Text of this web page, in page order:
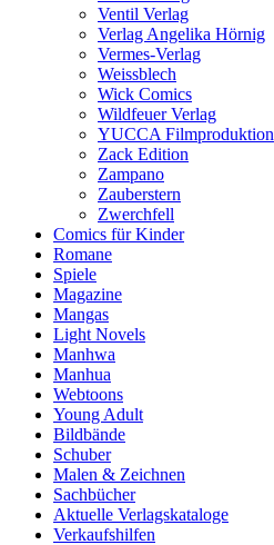
Ventil Verlag
Verlag Angelika Hörnig
Vermes-Verlag
Weissblech
Wick Comics
Wildfeuer Verlag
YUCCA Filmproduktion
Zack Edition
Zampano
Zauberstern
Zwerchfell
Comics für Kinder
Romane
Spiele
Magazine
Mangas
Light Novels
Manhwa
Manhua
Webtoons
Young Adult
Bildbände
Schuber
Malen & Zeichnen
Sachbücher
Aktuelle Verlagskataloge
Verkaufshilfen